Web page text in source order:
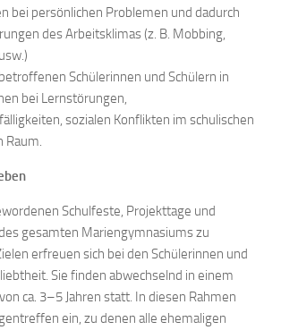
bei persönlichen Problemen und dadurch
des Arbeitsklimas (z. B. Mobbing,
Schülerinnen und Schülern in
bei Lernstörungen,
sozialen Konflikten im schulischen
Raum.
Schulfeste, Projekttage und
gesamten Mariengymnasiums zu
erfreuen sich bei den Schülerinnen und
Sie finden abwechselnd in einem
ca. 3–5 Jahren statt. In diesen Rahmen
ein, zu denen alle ehemaligen